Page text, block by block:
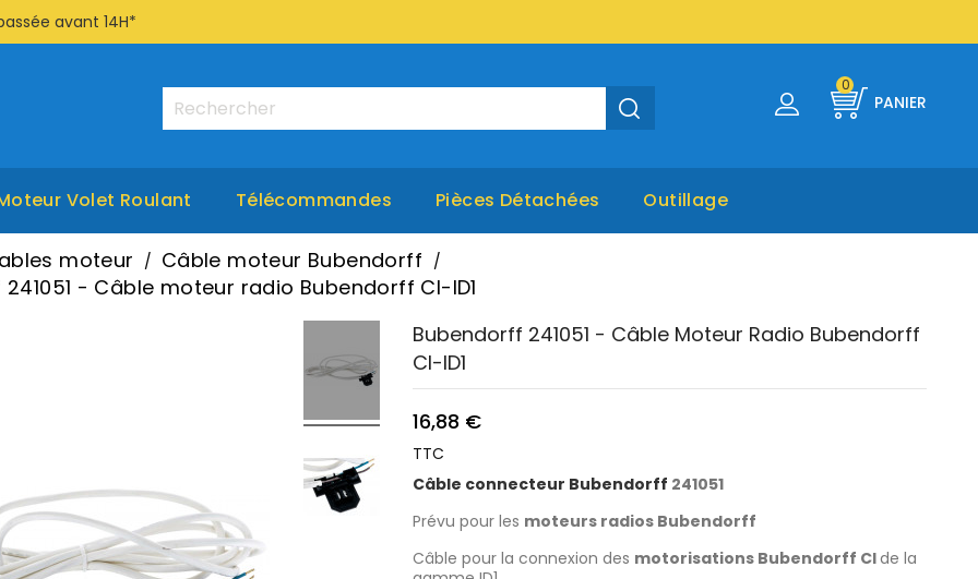
avant 14H*
PANIER
0
Volet Roulant Télécommandes Pièces Détachées Outillage
moteur
Câble moteur Bubendorff
- Câble moteur radio Bubendorff CI-ID1
Bubendorff 241051 - Câble Moteur Radio Bubendorff
CI-ID1
16,88 €
TTC
Câble connecteur Bubendorff 241051
Prévu pour les moteurs radios Bubendorff
Câble pour la connexion des motorisations Bubendorff CIde la